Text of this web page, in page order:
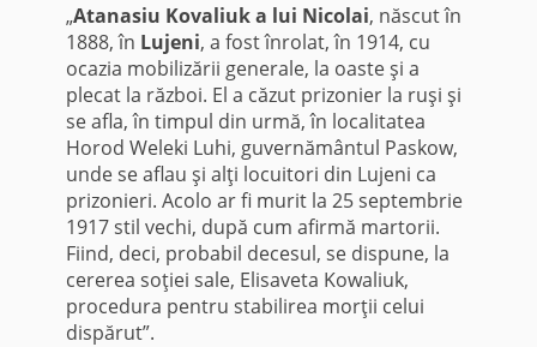
„Atanasiu Kovaliuk a lui Nicolai, născut în
1888, în Lujeni, a fost înrolat, în 1914, cu
ocazia mobilizării generale, la oaste şi a
plecat la război. El a căzut prizonier la ruşi şi
se afla, în timpul din urmă, în localitatea
Horod Weleki Luhi, guvernământul Paskow,
unde se aflau şi alţi locuitori din Lujeni ca
prizonieri. Acolo ar fi murit la 25 septembrie
1917 stil vechi, după cum afirmă martorii.
Fiind, deci, probabil decesul, se dispune, la
cererea soţiei sale, Elisaveta Kowaliuk,
procedura pentru stabilirea morţii celui
dispărut”.